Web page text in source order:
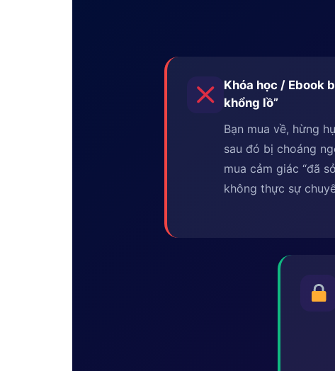
Khóa học / Ebook
khổng lồ”
Bạn mua về, hừng
sau đó bị choáng
mua cảm giác “đã
không thực sự